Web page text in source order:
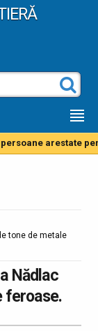
arestate
tone de metale
Nădlac
feroase.